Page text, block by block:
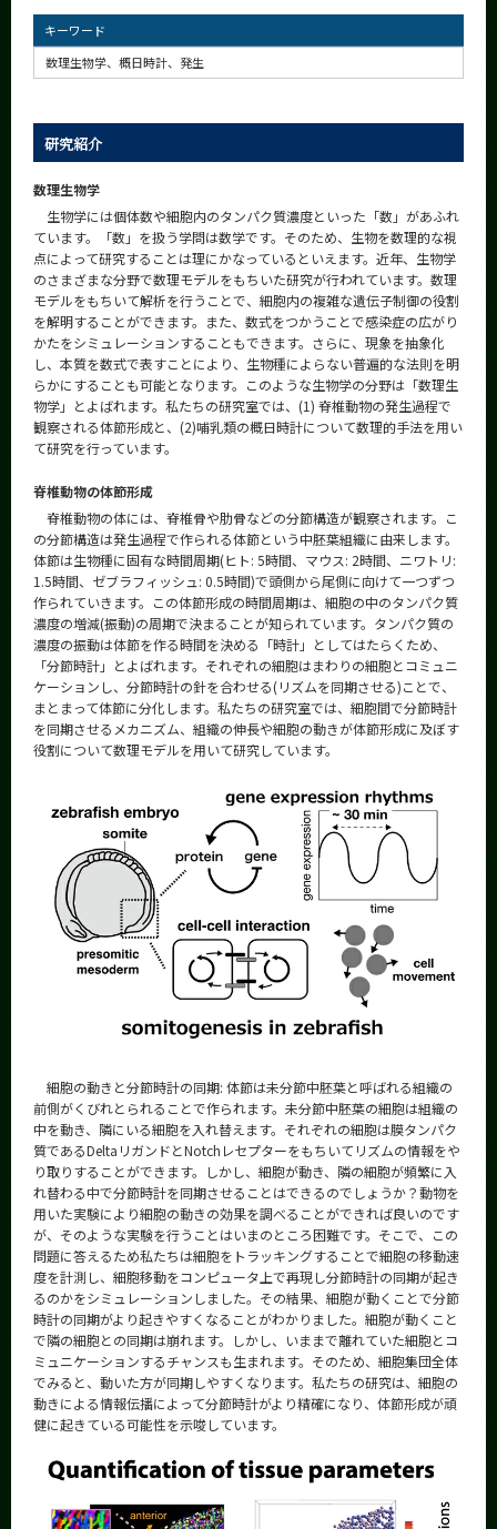
キーワード
数理生物学、概日時計、発生
研究紹介
数理生物学
生物学には個体数や細胞内のタンパク質濃度といった「数」があふれ
ています。「数」を扱う学問は数学です。そのため、生物を数理的な視
点によって研究することは理にかなっているといえます。近年、生物学
のさまざまな分野で数理モデルをもちいた研究が行われています。数理
モデルをもちいて解析を行うことで、細胞内の複雑な遺伝子制御の役割
を解明することができます。また、数式をつかうことで感染症の広がり
かたをシミュレーションすることもできます。さらに、現象を抽象化
し、本質を数式で表すことにより、生物種によらない普遍的な法則を明
らかにすることも可能となります。このような生物学の分野は「数理生
物学」とよばれます。私たちの研究室では、(1) 脊椎動物の発生過程で
観察される体節形成と、(2)哺乳類の概日時計について数理的手法を用い
て研究を行っています。
脊椎動物の体節形成
脊椎動物の体には、脊椎骨や肋骨などの分節構造が観察されます。こ
の分節構造は発生過程で作られる体節という中胚葉組織に由来します。
体節は生物種に固有な時間周期(ヒト: 5時間、マウス: 2時間、ニワトリ:
1.5時間、ゼブラフィッシュ: 0.5時間)で頭側から尾側に向けて一つずつ
作られていきます。この体節形成の時間周期は、細胞の中のタンパク質
濃度の増減(振動)の周期で決まることが知られています。タンパク質の
濃度の振動は体節を作る時間を決める「時計」としてはたらくため、
「分節時計」とよばれます。それぞれの細胞はまわりの細胞とコミュニ
ケーションし、分節時計の針を合わせる(リズムを同期させる)ことで、
まとまって体節に分化します。私たちの研究室では、細胞間で分節時計
を同期させるメカニズム、組織の伸長や細胞の動きが体節形成に及ぼす
役割について数理モデルを用いて研究しています。
細胞の動きと分節時計の同期: 体節は未分節中胚葉と呼ばれる組織の
前側がくびれとられることで作られます。未分節中胚葉の細胞は組織の
中を動き、隣にいる細胞を入れ替えます。それぞれの細胞は膜タンパク
質であるDeltaリガンドとNotchレセプターをもちいてリズムの情報をや
り取りすることができます。しかし、細胞が動き、隣の細胞が頻繁に入
れ替わる中で分節時計を同期させることはできるのでしょうか？動物を
用いた実験により細胞の動きの効果を調べることができれば良いのです
が、そのような実験を行うことはいまのところ困難です。そこで、この
問題に答えるため私たちは細胞をトラッキングすることで細胞の移動速
度を計測し、細胞移動をコンピュータ上で再現し分節時計の同期が起き
るのかをシミュレーションしました。その結果、細胞が動くことで分節
時計の同期がより起きやすくなることがわかりました。細胞が動くこと
で隣の細胞との同期は崩れます。しかし、いままで離れていた細胞とコ
ミュニケーションするチャンスも生まれます。そのため、細胞集団全体
でみると、動いた方が同期しやすくなります。私たちの研究は、細胞の
動きによる情報伝播によって分節時計がより精確になり、体節形成が頑
健に起きている可能性を示唆しています。
系詳細情報
CLOSE